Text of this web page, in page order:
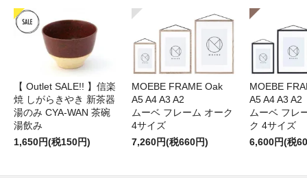
【 Outlet SALE!! 】信楽
焼 しがらきやき 新茶器
湯のみ CYA-WAN 茶碗
湯飲み
1,650円(税150円)
MOEBE FRAME Oak
A5 A4 A3 A2
ムーベ フレーム オーク
4サイズ
7,260円(税660円)
MOEBE
A5 A4 A3 A2
ムーベ フレ
ク 4サイズ
6,600円(税